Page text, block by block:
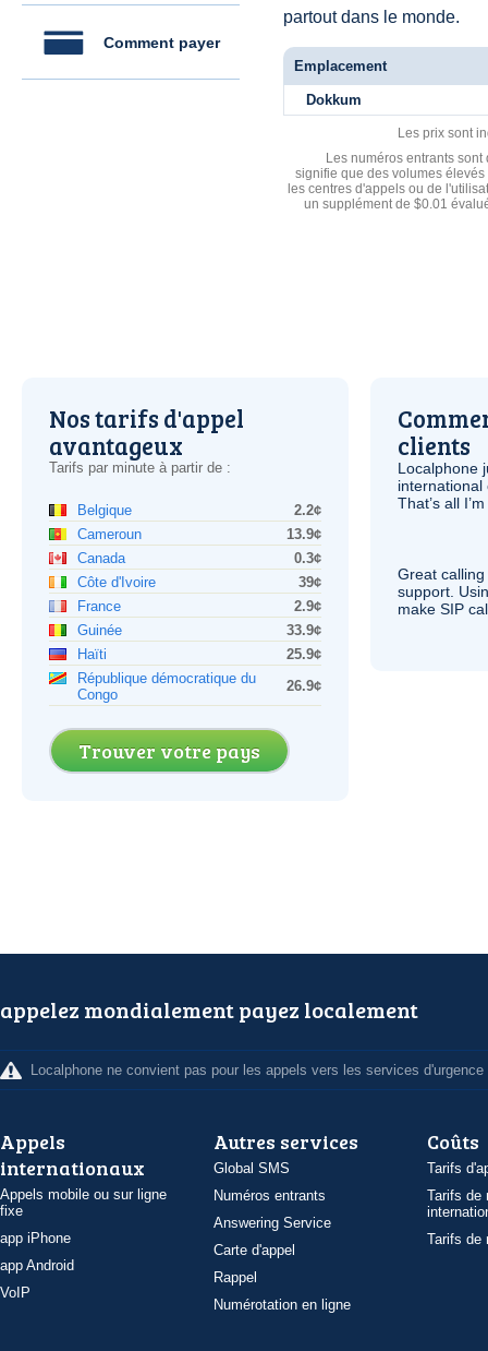
Comment payer
partout dans le monde.
Emplacement
Dokkum
Les prix sont
Les numéros entrants
signifie que des volumes
les centres d'appels ou de
un supplément de $0.01
Nos tarifs d'appel
avantageux
Tarifs par minute à partir de :
Belgique
2.2¢
Cameroun
13.9¢
Canada
0.3¢
Côte d'Ivoire
39¢
France
2.9¢
Guinée
33.9¢
Haïti
25.9¢
République démocratique du
Congo
26.9¢
Trouver votre pays
clients
Localphone
international
That’s all
Great
support.
make SIP
appelez mondialement payez localement
Localphone ne convient pas pour les appels vers les services d'urgence
Appels
internationaux
Appels mobile ou sur ligne
fixe
app iPhone
app Android
VoIP
Autres services
Global SMS
Numéros entrants
Answering Service
Carte d'appel
Rappel
Numérotation en ligne
Coûts
Tarifs
Tarifs de
Tarifs de